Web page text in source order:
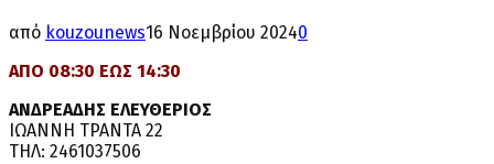
από kouzounews16 Νοεμβρίου 20240
ΑΠΟ 08:30 ΕΩΣ 14:30
ΑΝΔΡΕΑΔΗΣ ΕΛΕΥΘΕΡΙΟΣ
ΙΩΑΝΝΗ ΤΡΑΝΤΑ 22
ΤΗΛ: 2461037506